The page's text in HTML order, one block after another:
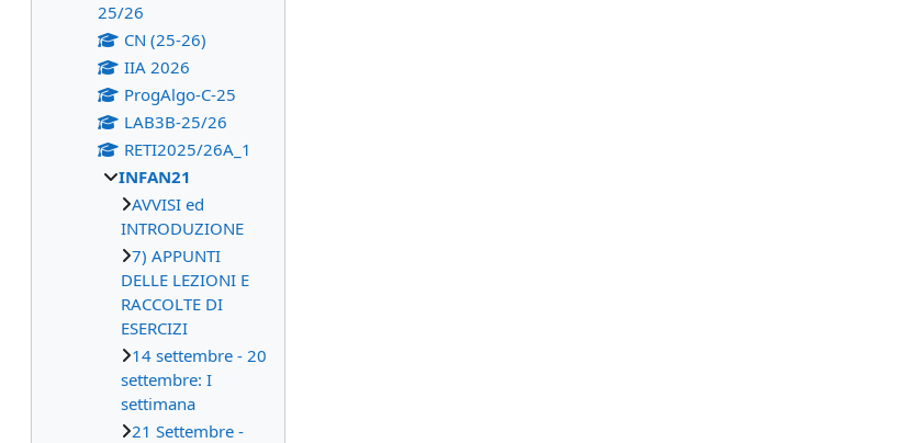
25/26
CN (25-26)
IIA 2026
ProgAlgo-C-25
LAB3B-25/26
RETI2025/26A_1
INFAN21
AVVISI ed
INTRODUZIONE
7) APPUNTI
DELLE LEZIONI E
RACCOLTE DI
ESERCIZI
14 settembre - 20
settembre: I
settimana
21 Settembre -